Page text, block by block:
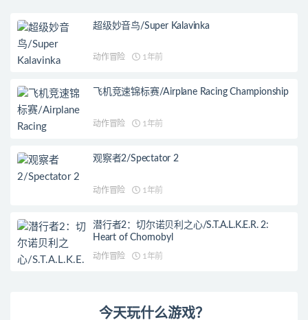
超级妙音鸟/Super Kalavinka
动作冒险 1年前
飞机竞速锦标赛/Airplane Racing Championship
动作冒险 1年前
观察者2/Spectator 2
动作冒险 1年前
潜行者2：切尔诺贝利之心/S.T.A.L.K.E.R. 2:
Heart of Chornobyl
动作冒险 1年前
今天玩什么游戏？